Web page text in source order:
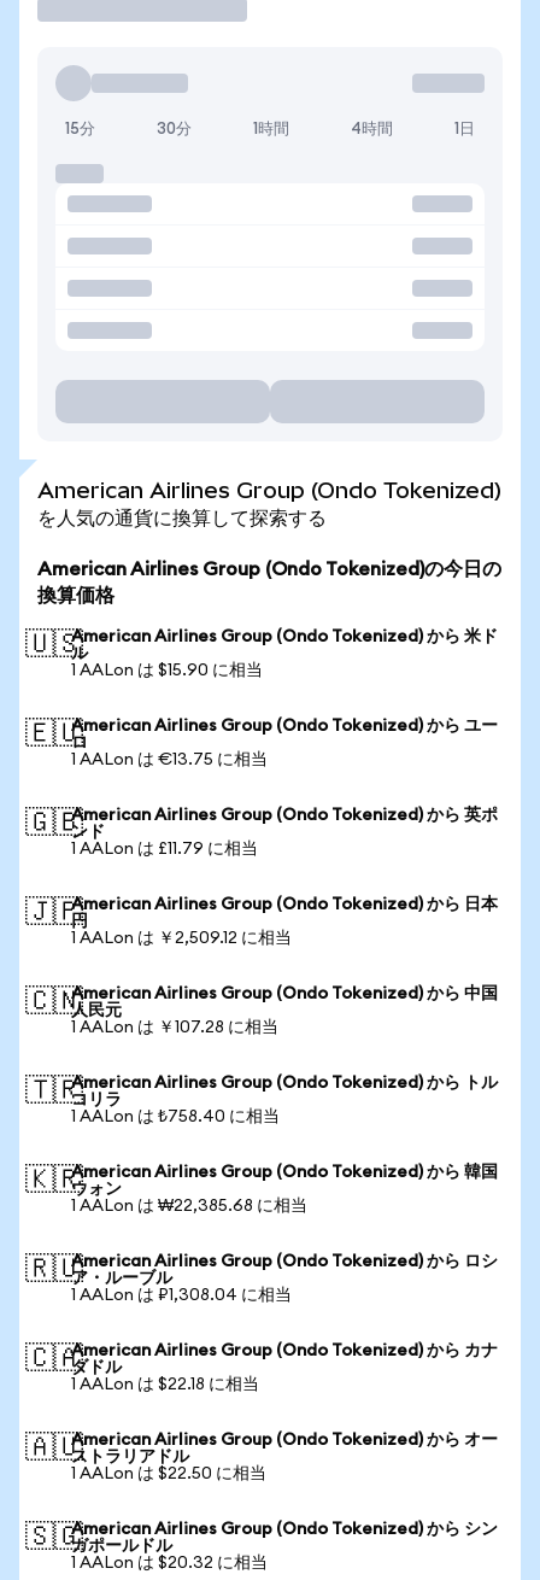
15分 30分 1時間 4時間 1日
American Airlines Group (Ondo Tokenized)
を人気の通貨に換算して探索する
American Airlines Group (Ondo Tokenized)の今日の
換算価格
🇺🇸American Airlines Group (Ondo Tokenized) から 米ド
ル
1 AALon は $15.90 に相当
🇪🇺American Airlines Group (Ondo Tokenized) から ユー
ロ
1 AALon は €13.75 に相当
🇬🇧American Airlines Group (Ondo Tokenized) から 英ポ
ンド
1 AALon は £11.79 に相当
🇯🇵American Airlines Group (Ondo Tokenized) から 日本
円
1 AALon は ￥2,509.12 に相当
🇨🇳American Airlines Group (Ondo Tokenized) から 中国
人民元
1 AALon は ￥107.28 に相当
🇹🇷American Airlines Group (Ondo Tokenized) から トル
コリラ
1 AALon は ₺758.40 に相当
🇰🇷American Airlines Group (Ondo Tokenized) から 韓国
ウォン
1 AALon は ₩22,385.68 に相当
🇷🇺American Airlines Group (Ondo Tokenized) から ロシ
ア・ルーブル
1 AALon は ₽1,308.04 に相当
🇨🇦American Airlines Group (Ondo Tokenized) から カナ
ダドル
1 AALon は $22.18 に相当
🇦🇺American Airlines Group (Ondo Tokenized) から オー
ストラリアドル
1 AALon は $22.50 に相当
🇸🇬American Airlines Group (Ondo Tokenized) から シン
ガポールドル
1 AALon は $20.32 に相当